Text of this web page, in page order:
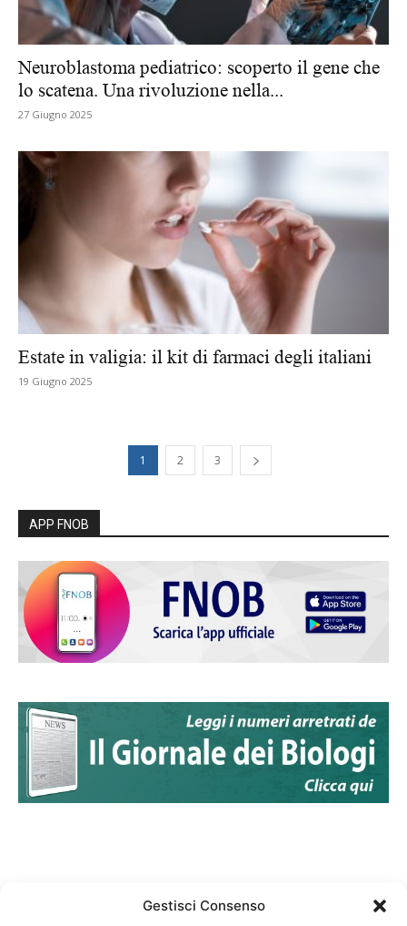
Gestisci Consenso
Neuroblastoma pediatrico: scoperto il gene che
lo scatena. Una rivoluzione nella...
27 Giugno 2025
Estate in valigia: il kit di farmaci degli italiani
19 Giugno 2025
1 2 3
APP FNOB